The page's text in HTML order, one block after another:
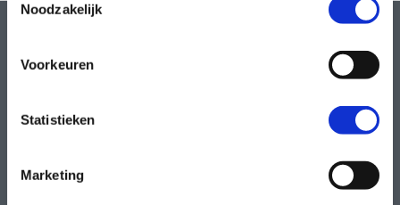
Noodzakelijk
Voorkeuren
Statistieken
Marketing